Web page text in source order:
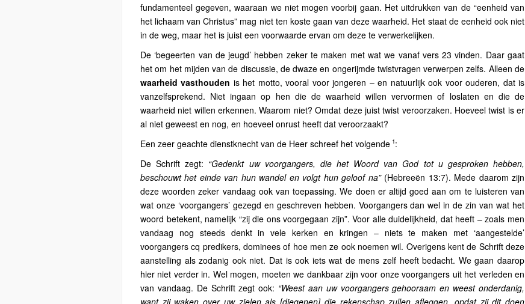
fundamenteel gegeven, waaraan we niet mogen voorbij gaan. Het uitdrukken van de “eenheid van
het lichaam van Christus” mag niet ten koste gaan van deze waarheid. Het staat de eenheid ook niet
in de weg, maar het is juist een voorwaarde ervan om deze te verwerkelijken.
De ‘begeerten van de jeugd’ hebben zeker te maken met wat we vanaf vers 23 vinden. Daar gaat
het om het mijden van de discussie, de dwaze en ongerijmde twistvragen verwerpen zelfs. Alleen de
waarheid vasthouden is het motto, vooral voor jongeren – en natuurlijk ook voor ouderen, dat is
vanzelfsprekend. Niet ingaan op hen die de waarheid willen vervormen of loslaten en die de
waarheid niet willen erkennen. Waarom niet? Omdat deze juist twist veroorzaken. Hoeveel twist is er
al niet geweest en nog, en hoeveel onrust heeft dat veroorzaakt?
Een zeer geachte dienstknecht van de Heer schreef het volgende 1:
De Schrift zegt: “Gedenkt uw voorgangers, die het Woord van God tot u gesproken hebben,
beschouwt het einde van hun wandel en volgt hun geloof na”(Hebreeën 13:7). Mede daarom zijn
deze woorden zeker vandaag ook van toepassing. We doen er altijd goed aan om te luisteren van
wat onze ‘voorgangers’ gezegd en geschreven hebben. Voorgangers dan wel in de zin van wat het
woord betekent, namelijk “zij die ons voorgegaan zijn”. Voor alle duidelijkheid, dat heeft – zoals men
vandaag nog steeds denkt in vele kerken en kringen – niets te maken met ‘aangestelde’
voorgangers cq predikers, dominees of hoe men ze ook noemen wil. Overigens kent de Schrift deze
aanstelling als zodanig ook niet. Dat is ook iets wat de mens zelf heeft bedacht. We gaan daarop
hier niet verder in. Wel mogen, moeten we dankbaar zijn voor onze voorgangers uit het verleden en
van vandaag. De Schrift zegt ook: “Weest aan uw voorgangers gehooraam en weest onderdanig,
want zij waken over uw zielen als [diegenen] die rekenschap zullen afleggen, opdat zij dit doen